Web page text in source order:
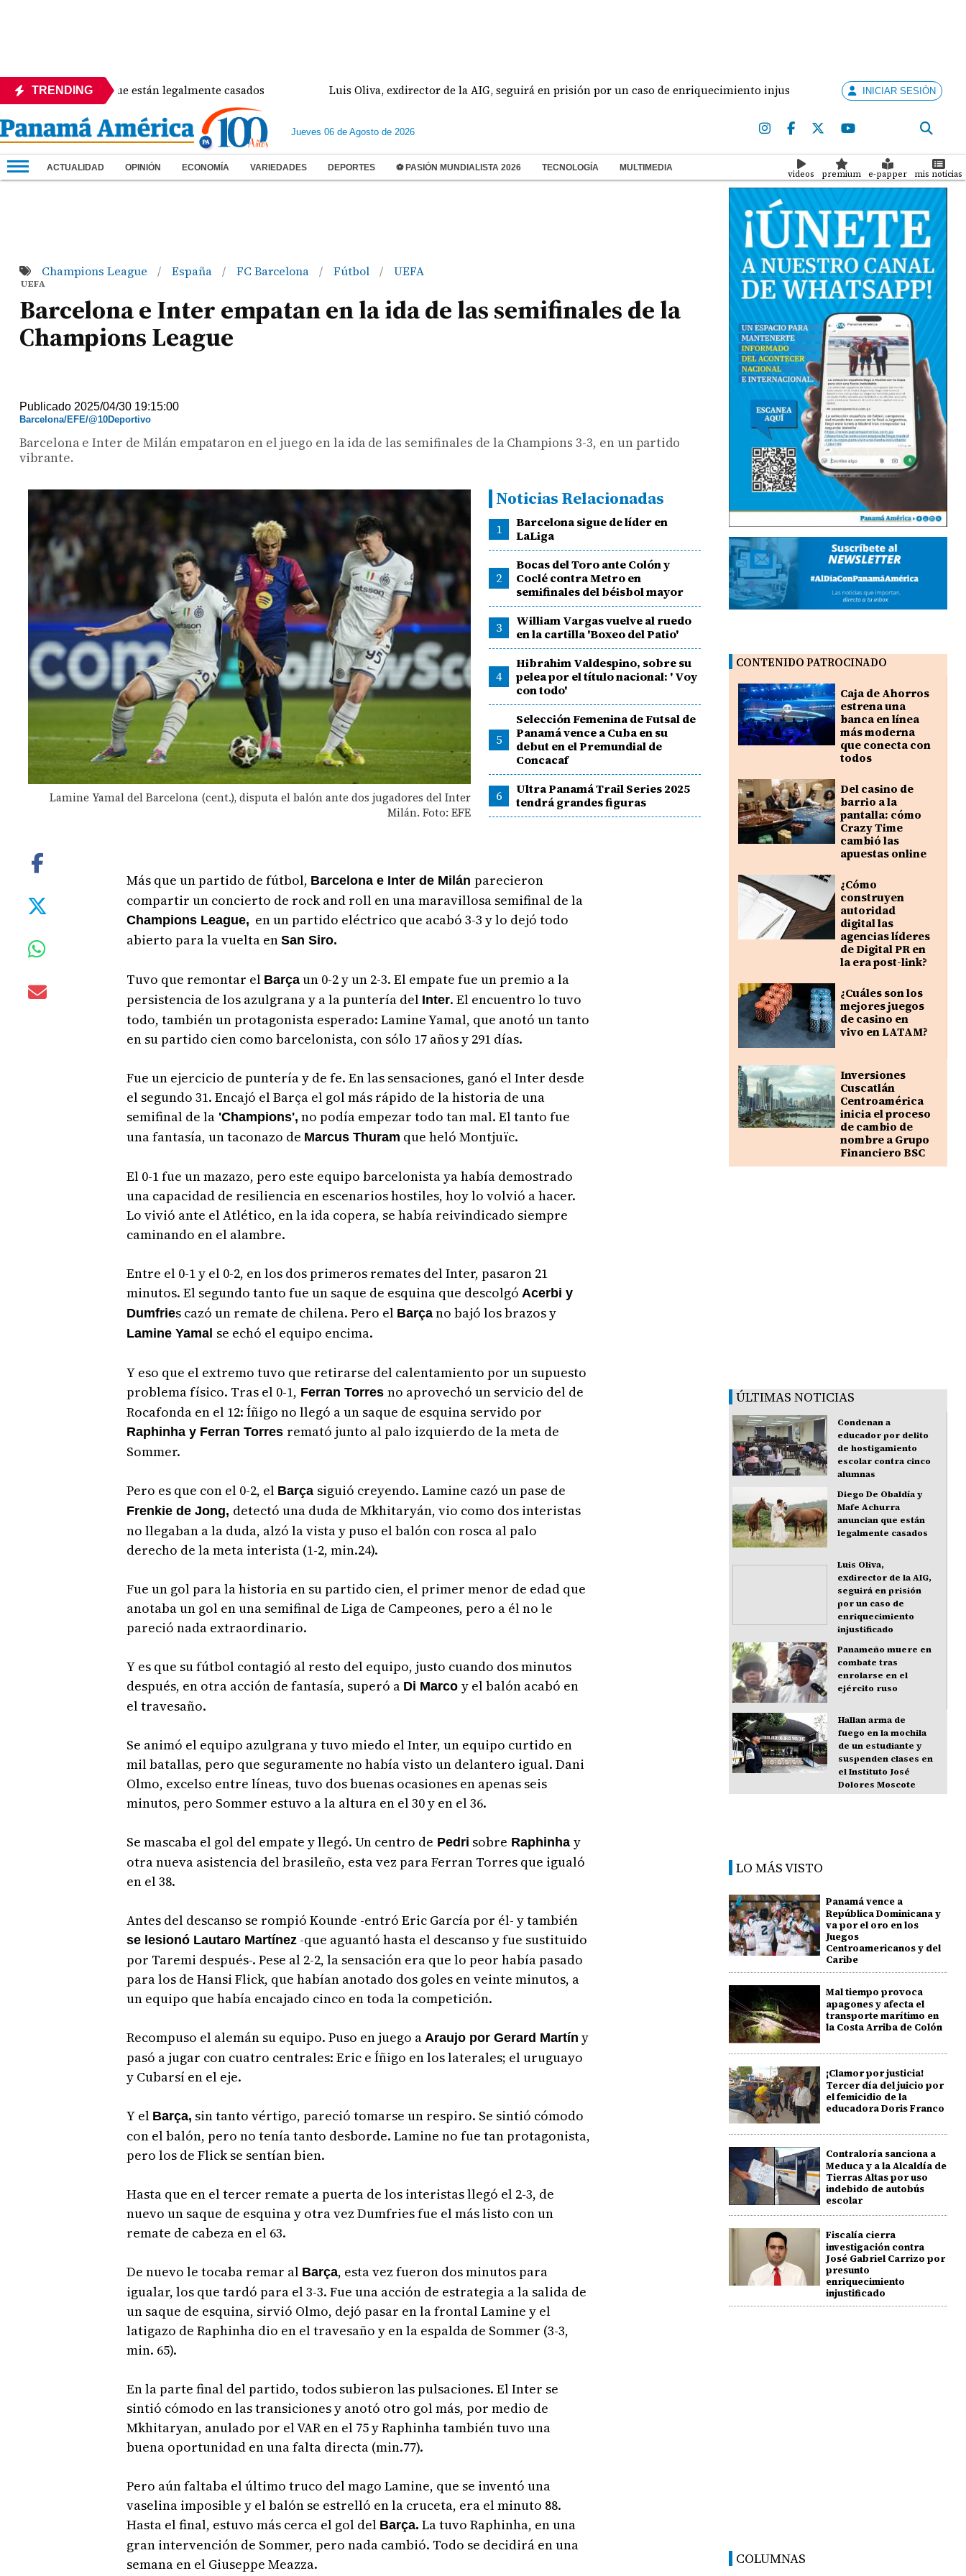
TRENDING
anuncian que están legalmente casados Luis Oliva, exdirector de la AIG, seguirá en prisión por un caso de enriquecimiento injustificado Panameño muere
INICIAR SESIÓN
Jueves 06 de Agosto de 2026
ACTUALIDAD OPINIÓN ECONOMÍA VARIEDADES DEPORTES ⚽ PASIÓN MUNDIALISTA 2026 TECNOLOGÍA MULTIMEDIA
videos premium e-papper mis noticias
Champions League / España / FC Barcelona / Fútbol / UEFA
UEFA
Barcelona e Inter empatan en la ida de las semifinales de la
Champions League
Publicado 2025/04/30 19:15:00
Barcelona/EFE/@10Deportivo
Barcelona e Inter de Milán empataron en el juego en la ida de las semifinales de la Champions 3-3, en un partido
vibrante.
Lamine Yamal del Barcelona (cent.), disputa el balón ante dos jugadores del Inter
Milán. Foto: EFE
Noticias Relacionadas
1
Barcelona sigue de líder en
LaLiga
2
Bocas del Toro ante Colón y
Coclé contra Metro en
semifinales del béisbol mayor
3
William Vargas vuelve al ruedo
en la cartilla 'Boxeo del Patio'
4
Hibrahim Valdespino, sobre su
pelea por el título nacional: ' Voy
con todo'
5
Selección Femenina de Futsal de
Panamá vence a Cuba en su
debut en el Premundial de
Concacaf
6
Ultra Panamá Trail Series 2025
tendrá grandes figuras
Más que un partido de fútbol, Barcelona e Inter de Milán parecieron
compartir un concierto de rock and roll en una maravillosa semifinal de la
Champions League, en un partido eléctrico que acabó 3-3 y lo dejó todo
abierto para la vuelta en San Siro.
Tuvo que remontar el Barçaun 0-2 y un 2-3. El empate fue un premio a la
persistencia de los azulgrana y a la puntería del Inter. El encuentro lo tuvo
todo, también un protagonista esperado: Lamine Yamal, que anotó un tanto
en su partido cien como barcelonista, con sólo 17 años y 291 días.
Fue un ejercicio de puntería y de fe. En las sensaciones, ganó el Inter desde
el segundo 31. Encajó el Barça el gol más rápido de la historia de una
semifinal de la'Champions', no podía empezar todo tan mal. El tanto fue
una fantasía, un taconazo de Marcus Thuram que heló Montjuïc.
El 0-1 fue un mazazo, pero este equipo barcelonista ya había demostrado
una capacidad de resiliencia en escenarios hostiles, hoy lo volvió a hacer.
Lo vivió ante el Atlético, en la ida copera, se había reivindicado siempre
caminando en el alambre.
Entre el 0-1 y el 0-2, en los dos primeros remates del Inter, pasaron 21
minutos. El segundo tanto fue un saque de esquina que descolgó Acerbi y
Dumfries cazó un remate de chilena. Pero el Barçano bajó los brazos y
Lamine Yamal se echó el equipo encima.
Y eso que el extremo tuvo que retirarse del calentamiento por un supuesto
problema físico. Tras el 0-1, Ferran Torres no aprovechó un servicio del de
Rocafonda en el 12: Íñigo no llegó a un saque de esquina servido por
Raphinha y Ferran Torres remató junto al palo izquierdo de la meta de
Sommer.
Pero es que con el 0-2, el Barça siguió creyendo. Lamine cazó un pase de
Frenkie de Jong, detectó una duda de Mkhitaryán, vio como dos interistas
no llegaban a la duda, alzó la vista y puso el balón con rosca al palo
derecho de la meta interista (1-2, min.24).
Fue un gol para la historia en su partido cien, el primer menor de edad que
anotaba un gol en una semifinal de Liga de Campeones, pero a él no le
pareció nada extraordinario.
Y es que su fútbol contagió al resto del equipo, justo cuando dos minutos
después, en otra acción de fantasía, superó a Di Marco y el balón acabó en
el travesaño.
Se animó el equipo azulgrana y tuvo miedo el Inter, un equipo curtido en
mil batallas, pero que seguramente no había visto un delantero igual. Dani
Olmo, excelso entre líneas, tuvo dos buenas ocasiones en apenas seis
minutos, pero Sommer estuvo a la altura en el 30 y en el 36.
Se mascaba el gol del empate y llegó. Un centro de Pedri sobre Raphinha y
otra nueva asistencia del brasileño, esta vez para Ferran Torres que igualó
en el 38.
Antes del descanso se rompió Kounde -entró Eric García por él- y también
se lesionó Lautaro Martínez-que aguantó hasta el descanso y fue sustituido
por Taremi después-. Pese al 2-2, la sensación era que lo peor había pasado
para los de Hansi Flick, que habían anotado dos goles en veinte minutos, a
un equipo que había encajado cinco en toda la competición.
Recompuso el alemán su equipo. Puso en juego a Araujo por Gerard Martín y
pasó a jugar con cuatro centrales: Eric e Íñigo en los laterales; el uruguayo
y Cubarsí en el eje.
Y el Barça, sin tanto vértigo, pareció tomarse un respiro. Se sintió cómodo
con el balón, pero no tenía tanto desborde. Lamine no fue tan protagonista,
pero los de Flick se sentían bien.
Hasta que en el tercer remate a puerta de los interistas llegó el 2-3, de
nuevo un saque de esquina y otra vez Dumfries fue el más listo con un
remate de cabeza en el 63.
De nuevo le tocaba remar al Barça, esta vez fueron dos minutos para
igualar, los que tardó para el 3-3. Fue una acción de estrategia a la salida de
un saque de esquina, sirvió Olmo, dejó pasar en la frontal Lamine y el
latigazo de Raphinha dio en el travesaño y en la espalda de Sommer (3-3,
min. 65).
En la parte final del partido, todos subieron las pulsaciones. El Inter se
sintió cómodo en las transiciones y anotó otro gol más, por medio de
Mkhitaryan, anulado por el VAR en el 75 y Raphinha también tuvo una
buena oportunidad en una falta directa (min.77).
Pero aún faltaba el último truco del mago Lamine, que se inventó una
vaselina imposible y el balón se estrelló en la cruceta, era el minuto 88.
Hasta el final, estuvo más cerca el gol del Barça. La tuvo Raphinha, en una
gran intervención de Sommer, pero nada cambió. Todo se decidirá en una
semana en el Giuseppe Meazza.
CONTENIDO PATROCINADO
Caja de Ahorros
estrena una
banca en línea
más moderna
que conecta con
todos
Del casino de
barrio a la
pantalla: cómo
Crazy Time
cambió las
apuestas online
¿Cómo
construyen
autoridad
digital las
agencias líderes
de Digital PR en
la era post-link?
¿Cuáles son los
mejores juegos
de casino en
vivo en LATAM?
Inversiones
Cuscatlán
Centroamérica
inicia el proceso
de cambio de
nombre a Grupo
Financiero BSC
ÚLTIMAS NOTICIAS
Condenan a
educador por delito
de hostigamiento
escolar contra cinco
alumnas
Diego De Obaldía y
Mafe Achurra
anuncian que están
legalmente casados
Luis Oliva,
exdirector de la AIG,
seguirá en prisión
por un caso de
enriquecimiento
injustificado
Panameño muere en
combate tras
enrolarse en el
ejército ruso
Hallan arma de
fuego en la mochila
de un estudiante y
suspenden clases en
el Instituto José
Dolores Moscote
LO MÁS VISTO
Panamá vence a
República Dominicana y
va por el oro en los
Juegos
Centroamericanos y del
Caribe
Mal tiempo provoca
apagones y afecta el
transporte marítimo en
la Costa Arriba de Colón
¡Clamor por justicia!
Tercer día del juicio por
el femicidio de la
educadora Doris Franco
Contraloría sanciona a
Meduca y a la Alcaldía de
Tierras Altas por uso
indebido de autobús
escolar
Fiscalía cierra
investigación contra
José Gabriel Carrizo por
presunto
enriquecimiento
injustificado
COLUMNAS